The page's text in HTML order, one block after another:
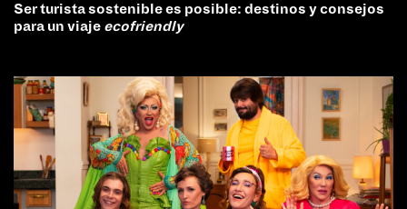
Ser turista sostenible es posible: destinos y consejos
para un viaje ecofriendly